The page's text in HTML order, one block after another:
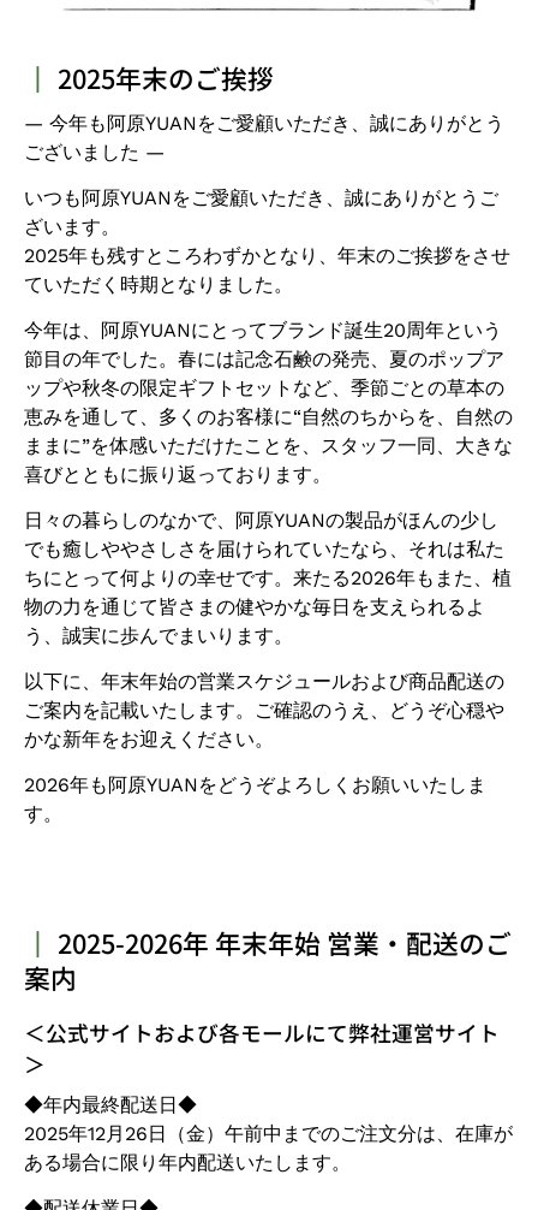
┃ 2025年末のご挨拶
― 今年も阿原YUANをご愛顧いただき、誠にありがとう
ございました ―
いつも阿原YUANをご愛顧いただき、誠にありがとうご
ざいます。
2025年も残すところわずかとなり、年末のご挨拶をさせ
ていただく時期となりました。
今年は、阿原YUANにとってブランド誕生20周年という
節目の年でした。春には記念石鹸の発売、夏のポップア
ップや秋冬の限定ギフトセットなど、季節ごとの草本の
恵みを通して、多くのお客様に“自然のちからを、自然の
ままに”を体感いただけたことを、スタッフ一同、大きな
喜びとともに振り返っております。
日々の暮らしのなかで、阿原YUANの製品がほんの少し
でも癒しややさしさを届けられていたなら、それは私た
ちにとって何よりの幸せです。来たる2026年もまた、植
物の力を通じて皆さまの健やかな毎日を支えられるよ
う、誠実に歩んでまいります。
以下に、年末年始の営業スケジュールおよび商品配送の
ご案内を記載いたします。ご確認のうえ、どうぞ心穏や
かな新年をお迎えください。
2026年も阿原YUANをどうぞよろしくお願いいたしま
す。
┃ 2025-2026年 年末年始 営業・配送のご
案内
＜公式サイトおよび各モールにて弊社運営サイト
＞
◆年内最終配送日◆
2025年12月26日（金）午前中までのご注文分は、在庫が
ある場合に限り年内配送いたします。